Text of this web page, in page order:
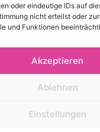
oder eindeutige IDs auf
nicht erteilst oder
und Funktionen
Akzeptieren
Ablehnen
Einstellungen
JETZT
von 2-3 Tagen gilt für
Sie, dass es bei
Lieferzeit von 3-5 Tagen
© 2026 - Alle Rechte reserviert